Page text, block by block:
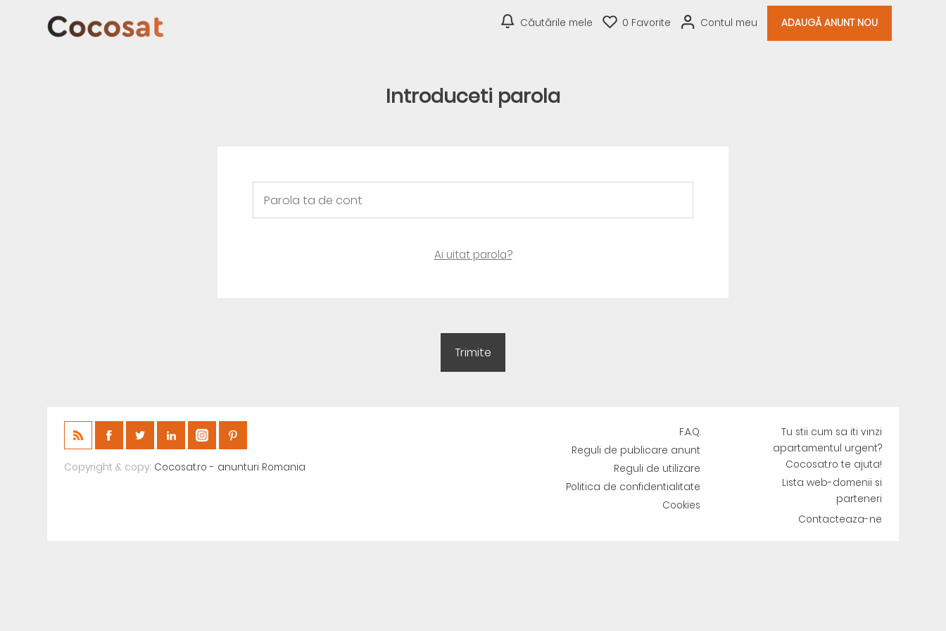
Căutările mele 0 Favorite Contul meu ADAUGĂ ANUNT NOU
Introduceti parola
Ai uitat parola?
Copyright & copy; Cocosat.ro - anunturi Romania
F.A.Q.
Reguli de publicare anunt
Reguli de utilizare
Politica de confidentialitate
Cookies
Tu stii cum sa iti vinzi
apartamentul urgent?
Cocosat.ro te ajuta!
Lista web-domenii si
parteneri
Contacteaza-ne